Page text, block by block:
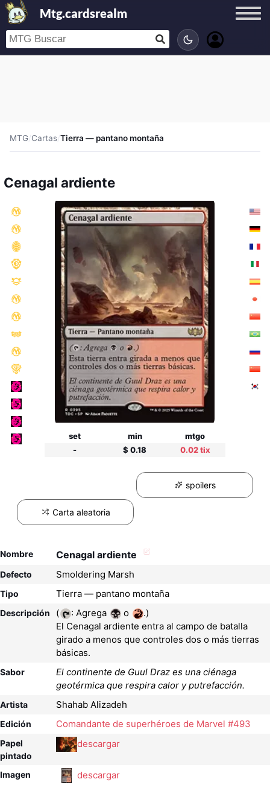
Mtg.cardsrealm
MTG/Cartas/Tierra — pantano montaña
Cenagal ardiente
set min
mtgo
-
$ 0.18 0.02 tix
spoilers
Carta aleatoria
Nombre Cenagal ardiente
Defecto Smoldering Marsh
Tipo Tierra — pantano montaña
Descripción ( : Agrega o
.)
El Cenagal ardiente entra al campo de batalla
girado a menos que controles dos o más tierras
básicas.
Sabor
El continente de Guul Draz es una ciénaga
geotérmica que respira calor y putrefacción.
Artista Shahab Alizadeh
Edición Comandante de superhéroes de Marvel #493
Papel
pintado
descargar
Imagen descargar